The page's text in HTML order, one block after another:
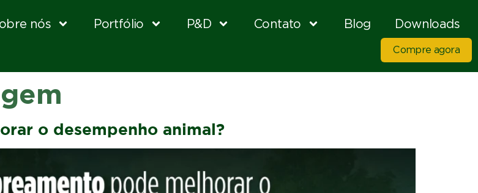
nós Portfólio P&D Contato Blog Downloads
Compre agora
o desempenho animal?